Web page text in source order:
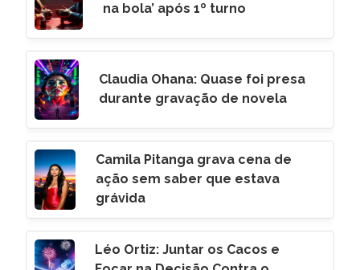
na bola’ após 1º turno
Claudia Ohana: Quase foi presa
durante gravação de novela
Camila Pitanga grava cena de
ação sem saber que estava
grávida
Léo Ortiz: Juntar os Cacos e